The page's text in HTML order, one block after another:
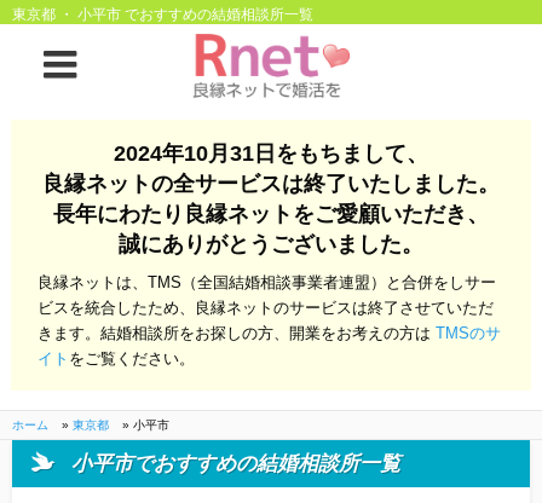
良縁ネットとは
お金のこと
会社概要
よくある質問
開業支援
東京都 ・ 小平市 でおすすめの結婚相談所一覧
2024年10月31日をもちまして、
良縁ネットの全サービスは終了いたしました。
長年にわたり良縁ネットをご愛顧いただき、
誠にありがとうございました。
良縁ネットは、TMS（全国結婚相談事業者連盟）と合併をしサー
ビスを統合したため、良縁ネットのサービスは終了させていただ
きます。結婚相談所をお探しの方、開業をお考えの方はTMSのサ
イト をご覧ください。
ホーム » 東京都 » 小平市
小平市でおすすめの結婚相談所一覧